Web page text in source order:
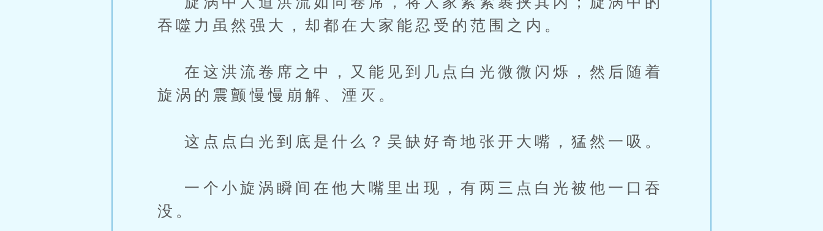
吞噬力虽然强大，却都在大家能忍受的范围之内。
在这洪流卷席之中，又能见到几点白光微微闪烁，然后随着
旋涡的震颤慢慢崩解、湮灭。
这点点白光到底是什么？吴缺好奇地张开大嘴，猛然一吸。
一个小旋涡瞬间在他大嘴里出现，有两三点白光被他一口吞
没。